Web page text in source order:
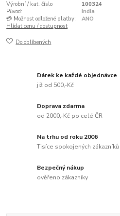
Výrobní / kat. číslo
100324
Původ:
India
💳 Možnost odložené platby:
ANO
Hlídat cenu / dostupnost
Do oblíbených
Dárek ke každé objednávce
již od 500,-Kč
Doprava zdarma
od 2000,-Kč po celé ČR
Na trhu od roku 2006
Tisíce spokojených zákazníků
Bezpečný nákup
ověřeno zákazníky